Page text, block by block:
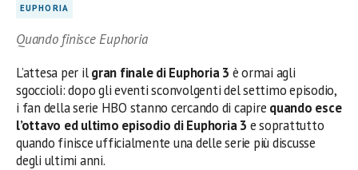
EUPHORIA
Quando finisce Euphoria
L’attesa per ilgran finale di Euphoria 3 è ormai agli
sgoccioli: dopo gli eventi sconvolgenti del settimo episodio,
i fan della serie HBO stanno cercando di capire quando esce
l’ottavo ed ultimo episodio di Euphoria 3 e soprattutto
quando finisce ufficialmente una delle serie più discusse
degli ultimi anni.